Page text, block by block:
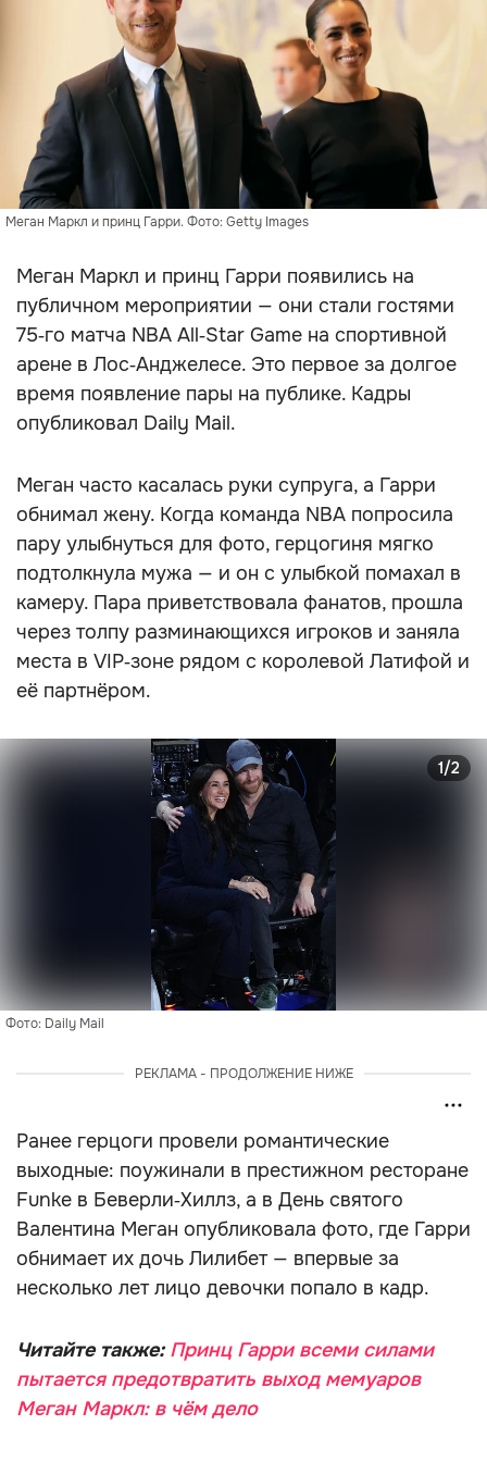
Меган Маркл и принц Гарри. Фото: Getty Images
Меган Маркл и принц Гарри появились на
публичном мероприятии — они стали гостями
75‑го матча NBA All‑Star Game на спортивной
арене в Лос‑Анджелесе. Это первое за долгое
время появление пары на публике. Кадры
опубликовал Daily Mail.
Меган часто касалась руки супруга, а Гарри
обнимал жену. Когда команда NBA попросила
пару улыбнуться для фото, герцогиня мягко
подтолкнула мужа — и он с улыбкой помахал в
камеру. Пара приветствовала фанатов, прошла
через толпу разминающихся игроков и заняла
места в VIP‑зоне рядом с королевой Латифой и
её партнёром.
Фото: Daily Mail
1/2
РЕКЛАМА - ПРОДОЛЖЕНИЕ НИЖЕ
Ранее герцоги провели романтические
выходные: поужинали в престижном ресторане
Funke в Беверли‑Хиллз, а в День святого
Валентина Меган опубликовала фото, где Гарри
обнимает их дочь Лилибет — впервые за
несколько лет лицо девочки попало в кадр.
Читайте также: Принц Гарри всеми силами
пытается предотвратить выход мемуаров
Меган Маркл: в чём дело